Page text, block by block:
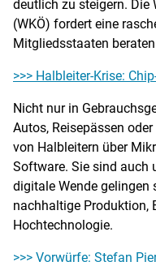
deutlich zu steigern. Die
(WKÖ) fordert eine
Mitgliedsstaaten
>>> Halbleiter-Krise:
Nicht nur in
Autos, Reisepässen
von Halbleitern über
Software. Sie sind auch
digitale Wende
nachhaltige Produktion,
Hochtechnologie.
>>> Vorwürfe: Stefan